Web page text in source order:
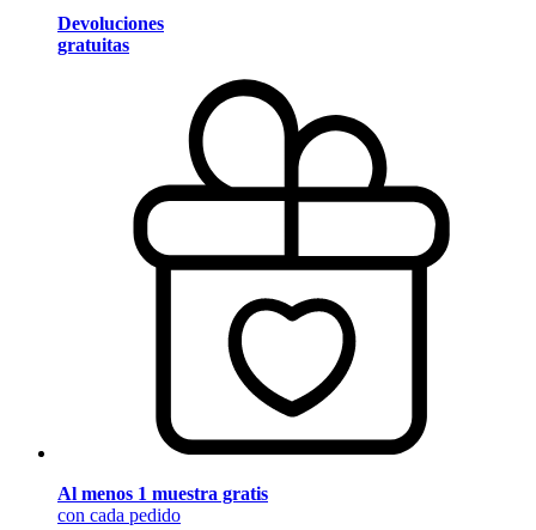
Devoluciones
gratuitas
Al menos 1 muestra gratis
con cada pedido